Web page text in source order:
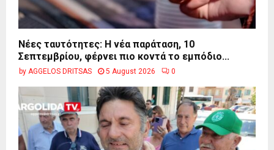
Νέες ταυτότητες: Η νέα παράταση, 10
Σεπτεμβρίου, φέρνει πιο κοντά το εμπόδιο...
by AGGELOS DRITSAS 5 August 2026 0